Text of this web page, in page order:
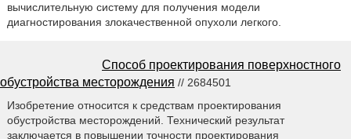
вычислительную систему для получения модели
диагностирования злокачественной опухоли легкого.
Способ проектирования поверхностного
обустройства месторождения // 2684501
Изобретение относится к средствам проектирования
обустройства месторождений. Технический результат
заключается в повышении точности проектирования